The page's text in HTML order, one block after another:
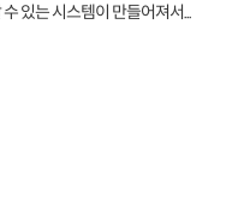
있는 시스템이 만들어져서...